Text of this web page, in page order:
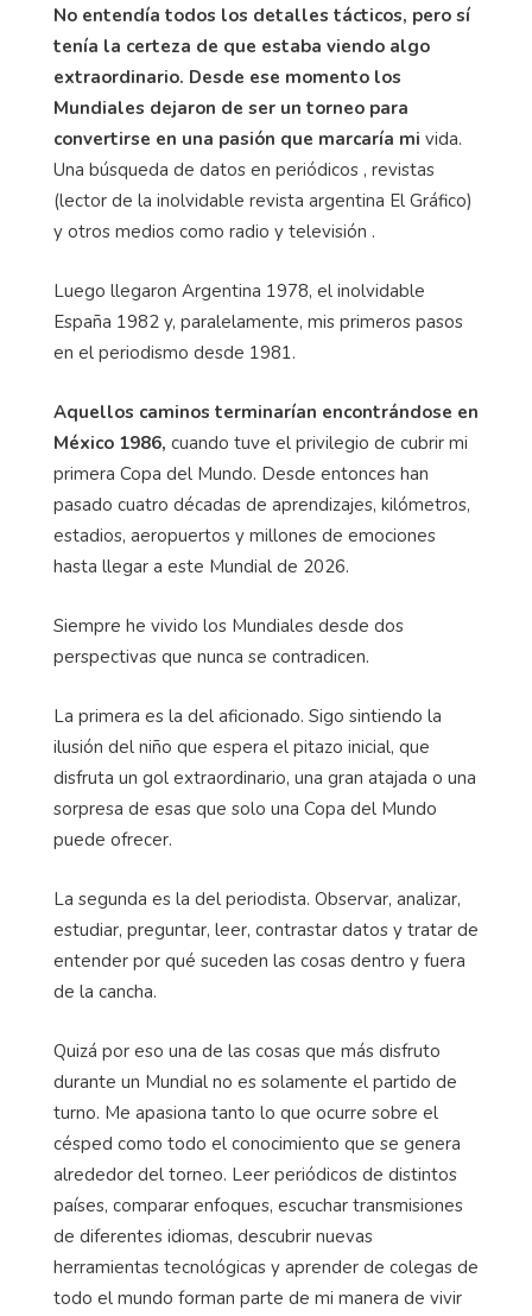
No entendía todos los detalles tácticos, pero sí
tenía la certeza de que estaba viendo algo
extraordinario. Desde ese momento los
Mundiales dejaron de ser un torneo para
convertirse en una pasión que marcaría mi vida.
Una búsqueda de datos en periódicos , revistas
(lector de la inolvidable revista argentina El Gráfico)
y otros medios como radio y televisión .
Luego llegaron Argentina 1978, el inolvidable
España 1982 y, paralelamente, mis primeros pasos
en el periodismo desde 1981.
Aquellos caminos terminarían encontrándose en
México 1986, cuando tuve el privilegio de cubrir mi
primera Copa del Mundo. Desde entonces han
pasado cuatro décadas de aprendizajes, kilómetros,
estadios, aeropuertos y millones de emociones
hasta llegar a este Mundial de 2026.
Siempre he vivido los Mundiales desde dos
perspectivas que nunca se contradicen.
La primera es la del aficionado. Sigo sintiendo la
ilusión del niño que espera el pitazo inicial, que
disfruta un gol extraordinario, una gran atajada o una
sorpresa de esas que solo una Copa del Mundo
puede ofrecer.
La segunda es la del periodista. Observar, analizar,
estudiar, preguntar, leer, contrastar datos y tratar de
entender por qué suceden las cosas dentro y fuera
de la cancha.
Quizá por eso una de las cosas que más disfruto
durante un Mundial no es solamente el partido de
turno. Me apasiona tanto lo que ocurre sobre el
césped como todo el conocimiento que se genera
alrededor del torneo. Leer periódicos de distintos
países, comparar enfoques, escuchar transmisiones
de diferentes idiomas, descubrir nuevas
herramientas tecnológicas y aprender de colegas de
todo el mundo forman parte de mi manera de vivir